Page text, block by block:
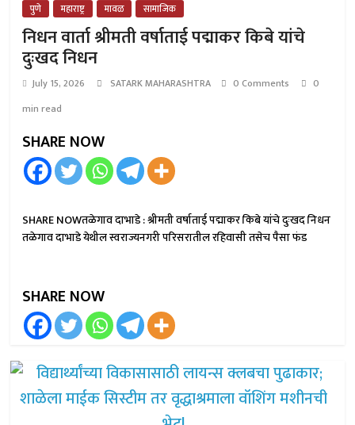
पुणे महाराष्ट्र मावळ सामाजिक
निधन वार्ता श्रीमती वर्षाताई पद्माकर किबे यांचे
दुःखद निधन
July 15, 2026 SATARK MAHARASHTRA 0 Comments
0
min read
SHARE NOW
SHARE NOWतळेगाव दाभाडे : श्रीमती वर्षाताई पद्माकर किबे यांचे दुःखद निधन
तळेगाव दाभाडे येथील स्वराज्यनगरी परिसरातील रहिवासी तसेच पैसा फंड
SHARE NOW